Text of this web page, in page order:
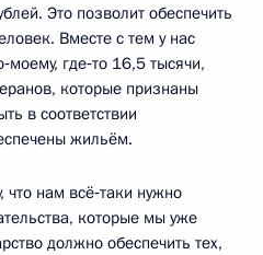
Это позволит обеспечить
Вместе с тем у нас
где‑то 16,5 тысячи,
которые признаны
в соответствии
жильём.
нам всё‑таки нужно
которые мы уже
должно обеспечить тех,